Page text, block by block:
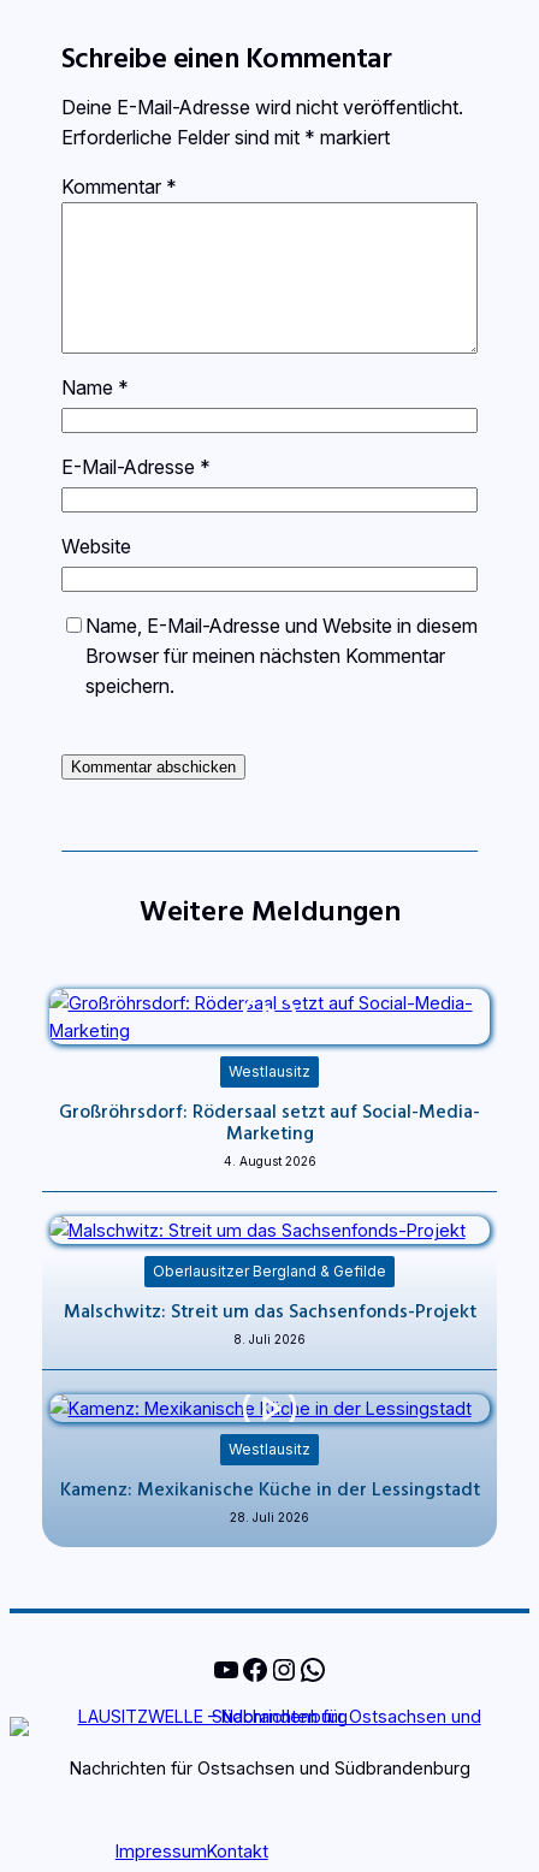
Schreibe einen Kommentar
Deine E-Mail-Adresse wird nicht veröffentlicht.
Erforderliche Felder sind mit * markiert
Kommentar *
Name *
E-Mail-Adresse *
Website
Name, E-Mail-Adresse und Website in diesem
Browser für meinen nächsten Kommentar
speichern.
Weitere Meldungen
Westlausitz
Großröhrsdorf: Rödersaal setzt auf Social-Media-
Marketing
4. August 2026
Oberlausitzer Bergland & Gefilde
Malschwitz: Streit um das Sachsenfonds-Projekt
8. Juli 2026
Westlausitz
Kamenz: Mexikanische Küche in der Lessingstadt
28. Juli 2026
YouTube
Facebook
Instagram
WhatsApp
Nachrichten für Ostsachsen und Südbrandenburg
ImpressumKontakt